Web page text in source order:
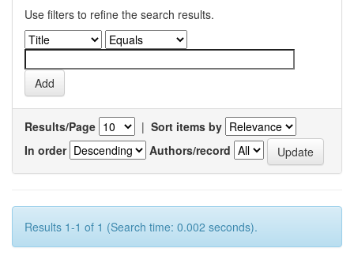
Use filters to refine the search results.
Results/Page | Sort items by
In order
Authors/record
Results 1-1 of 1 (Search time: 0.002 seconds).